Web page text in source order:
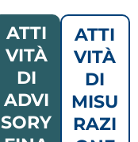
ATTI
VITÀ
DI
ADVI
SORY
ATTI
VITÀ
DI
MISU
RAZI